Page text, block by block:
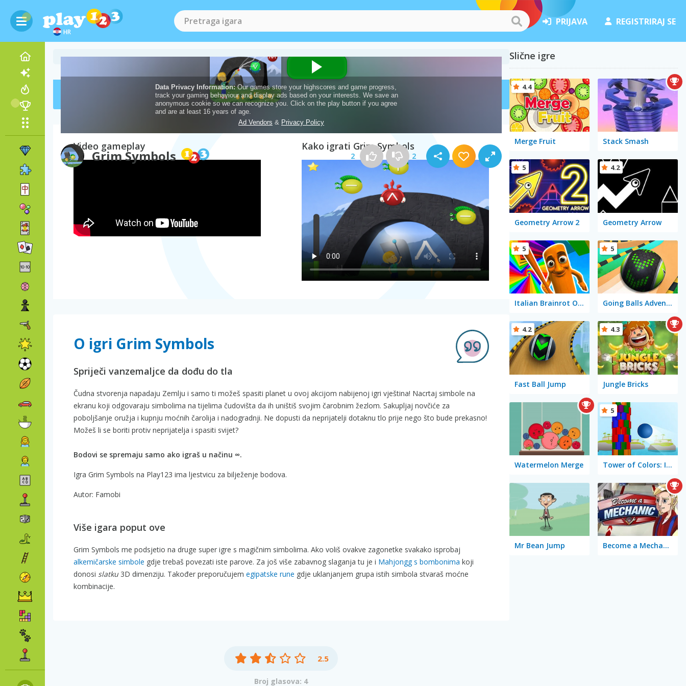
HR
PRIJAVA REGISTRIRAJ SE
Grim Symbols 2 2
Ako želiš spremiti rezultat,prijavi seiliupiši.
Video gameplay Kako igrati Grim Symbols
O igri Grim Symbols
Spriječi vanzemaljce da dođu do tla
Čudna stvorenja napadaju Zemlju i samo ti možeš spasiti planet u ovoj akcijom nabijenoj igri vještina! Nacrtaj simbole na
ekranu koji odgovaraju simbolima na tijelima čudovišta da ih uništiš svojim čarobnim žezlom. Sakupljaj novčiće za
poboljšanje oružja i kupnju moćnih čarolija i nadogradnji. Ne dopusti da neprijatelji dotaknu tlo prije nego što bude prekasno!
Možeš li se boriti protiv neprijatelja i spasiti svijet?
Bodovi se spremaju samo ako igraš u načinu ∞.
Igra Grim Symbols na Play123 ima ljestvicu za bilježenje bodova.
Autor: Famobi
Više igara poput ove
Grim Symbols me podsjetio na druge super igre s magičnim simbolima. Ako voliš ovakve zagonetke svakako isprobaj
alkemičarske simbole gdje trebaš povezati iste parove. Za još više zabavnog slaganja tu je i Mahjongg s bombonima koji
donosi slatku 3D dimenziju. Također preporučujem egipatske rune gdje uklanjanjem grupa istih simbola stvaraš moćne
kombinacije.
2.5
Broj glasova: 4
Slične igre
Merge Fruit
4.4
Stack Smash
Geometry Arrow 2
5
Geometry Arrow
4.2
Italian Brainrot Obby Parkour
5
Going Balls Adventure 2
5
Fast Ball Jump
4.2
Jungle Bricks
4.3
Watermelon Merge Tower of Colors: Island Edition
5
Mr Bean Jump Become a Mechanic